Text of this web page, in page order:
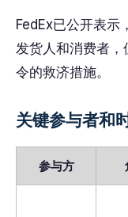
FedEx已公开表示
发货人和消费者
令的救济措施。
关键参与者和
参与方